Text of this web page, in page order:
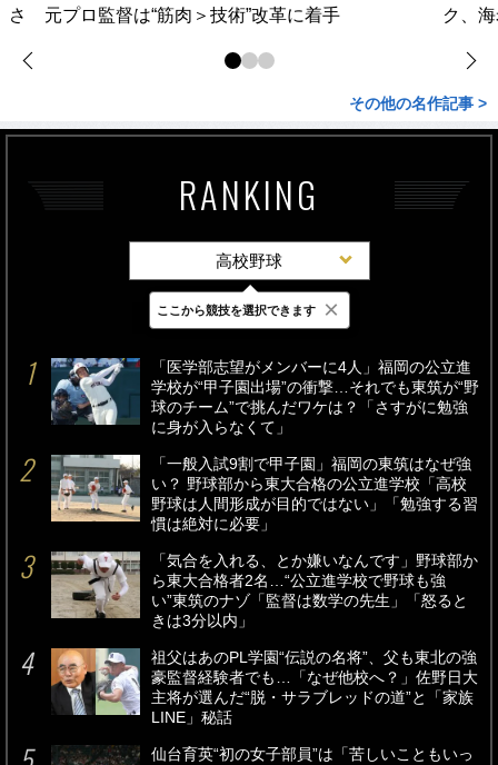
さ 元プロ監督は“筋肉＞技術”改革に着手
ク、
その他の名作記事 >
RANKING
高校野球
最新 24時間 週間
「医学部志望がメンバーに4人」福岡の公立進
学校が“甲子園出場”の衝撃…それでも東筑が“野
球のチーム”で挑んだワケは？「さすがに勉強
に身が入らなくて」
「一般入試9割で甲子園」福岡の東筑はなぜ強
い？ 野球部から東大合格の公立進学校「高校
野球は人間形成が目的ではない」「勉強する習
慣は絶対に必要」
「気合を入れる、とか嫌いなんです」野球部か
ら東大合格者2名…“公立進学校で野球も強
い”東筑のナゾ「監督は数学の先生」「怒ると
きは3分以内」
祖父はあのPL学園“伝説の名将”、父も東北の強
豪監督経験者でも…「なぜ他校へ？」佐野日大
主将が選んだ“脱・サラブレッドの道”と「家族
LINE」秘話
仙台育英“初の女子部員”は「苦しいこともいっ
ここから競技を選択できます ×